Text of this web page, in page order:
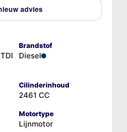
advies
Brandstof
Diesel
Cilinderinhoud
2461 CC
Motortype
Lijnmotor